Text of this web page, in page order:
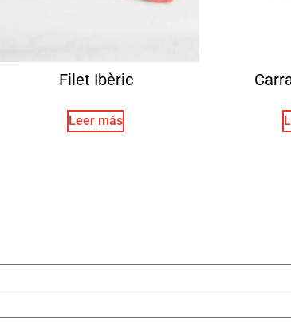
Filet Ibèric
Leer más